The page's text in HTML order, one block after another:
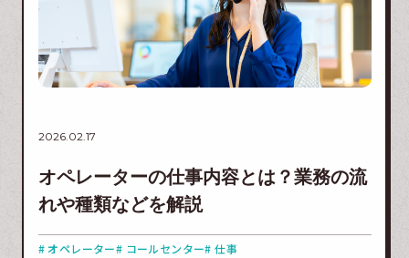
2026.02.17
オペレーターの仕事内容とは？業務の流
れや種類などを解説
# オペレーター# コールセンター# 仕事